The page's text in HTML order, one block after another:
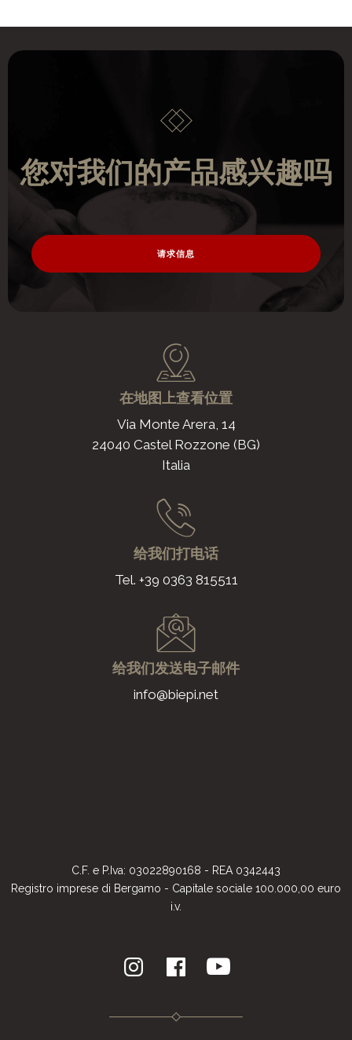
您对我们的产品感兴趣吗
请求信息
在地图上查看位置
Via Monte Arera, 14
24040 Castel Rozzone (BG)
Italia
给我们打电话
Tel. +39 0363 815511
给我们发送电子邮件
info@biepi.net
C.F. e P.Iva: 03022890168 - REA 0342443
Registro imprese di Bergamo - Capitale sociale 100.000,00 euro
i.v.